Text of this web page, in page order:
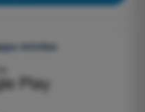
móviles